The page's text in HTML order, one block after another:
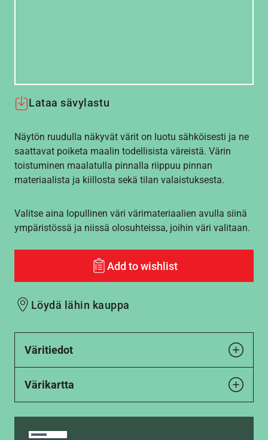
Lataa sävylastu
Näytön ruudulla näkyvät värit on luotu sähköisesti ja ne
saattavat poiketa maalin todellisista väreistä. Värin
toistuminen maalatulla pinnalla riippuu pinnan
materiaalista ja kiillosta sekä tilan valaistuksesta.
Valitse aina lopullinen väri värimateriaalien avulla siinä
ympäristössä ja niissä olosuhteissa, joihin väri valitaan.
Add to wishlist
Löydä lähin kauppa
Väritiedot
Värikartta